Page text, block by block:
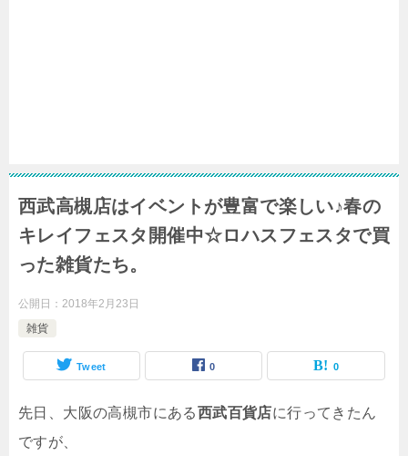
西武高槻店はイベントが豊富で楽しい♪春の
キレイフェスタ開催中☆ロハスフェスタで買
った雑貨たち。
公開日： 2018年2月23日
雑貨
Tweet 0 0
先日、大阪の高槻市にある西武百貨店に行ってきたん
ですが、